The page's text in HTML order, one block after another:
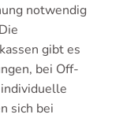
notwendig
gibt es
bei Off-
sich bei